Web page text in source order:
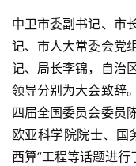
中卫市委副书记、市
记、市人大常委会党
记、局长李锦，自治
领导分别为大会致辞
四届全国委员会委员
欧亚科学院院士、国
西算”工程等话题进行